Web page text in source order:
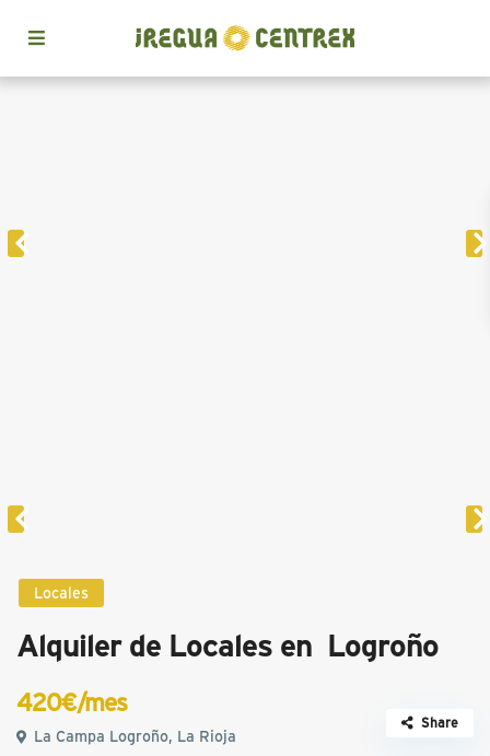
Locales
Alquiler de Locales en Logroño
420€/mes
La Campa Logroño, La Rioja
Share